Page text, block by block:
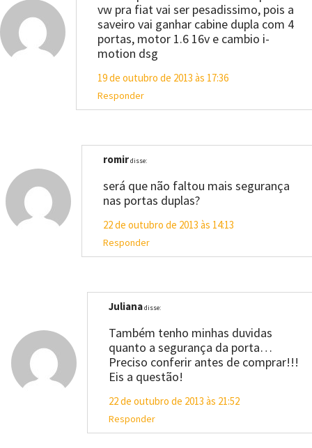
vw pra fiat vai ser pesadissimo, pois a
saveiro vai ganhar cabine dupla com 4
portas, motor 1.6 16v e cambio i-
motion dsg
19 de outubro de 2013 às 17:36
Responder
romirdisse:
será que não faltou mais segurança
nas portas duplas?
22 de outubro de 2013 às 14:13
Responder
Julianadisse:
Também tenho minhas duvidas
quanto a segurança da porta…
Preciso conferir antes de comprar!!!
Eis a questão!
22 de outubro de 2013 às 21:52
Responder